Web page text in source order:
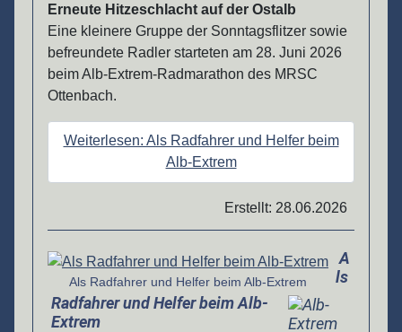
Erneute Hitzeschlacht auf der Ostalb
Eine kleinere Gruppe der Sonntagsflitzer sowie
befreundete Radler starteten am 28. Juni 2026
beim Alb-Extrem-Radmarathon des MRSC
Ottenbach.
Weiterlesen: Als Radfahrer und Helfer beim
Alb-Extrem
Erstellt: 28.06.2026
Details
Als Radfahrer und Helfer beim Alb-Extrem
A
ls
Radfahrer und Helfer beim Alb-
Extrem